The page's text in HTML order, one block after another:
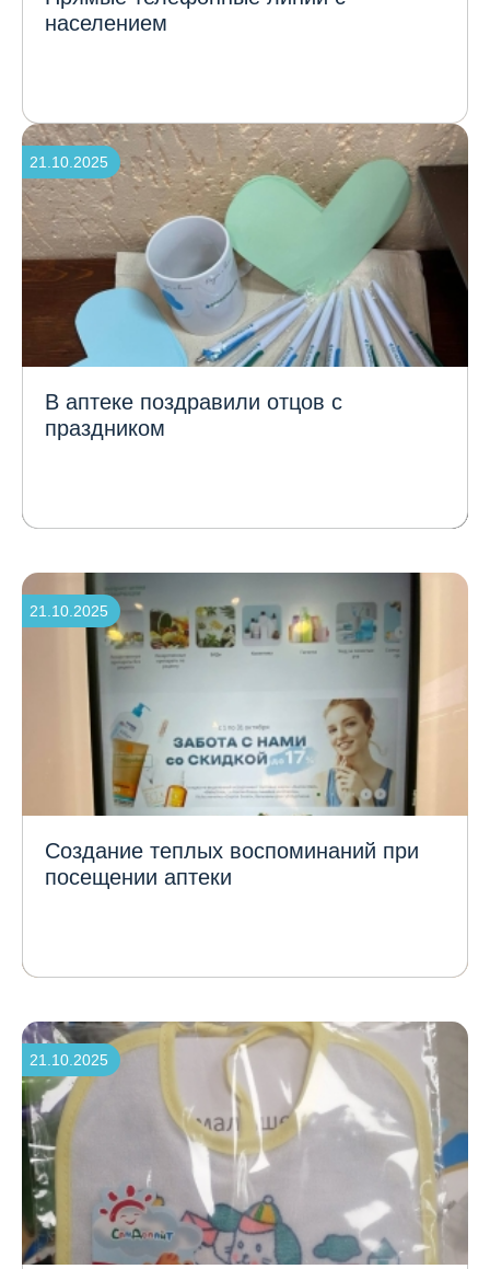
населением
В аптеке поздравили отцов с
праздником
21.10.2025
Создание теплых воспоминаний при
посещении аптеки
21.10.2025
21.10.2025